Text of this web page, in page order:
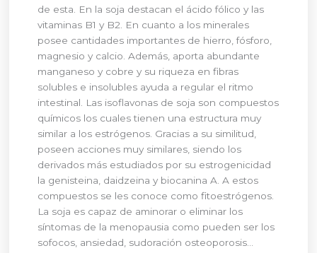
de esta. En la soja destacan el ácido fólico y las
vitaminas B1 y B2. En cuanto a los minerales
posee cantidades importantes de hierro, fósforo,
magnesio y calcio. Además, aporta abundante
manganeso y cobre y su riqueza en fibras
solubles e insolubles ayuda a regular el ritmo
intestinal. Las isoflavonas de soja son compuestos
químicos los cuales tienen una estructura muy
similar a los estrógenos. Gracias a su similitud,
poseen acciones muy similares, siendo los
derivados más estudiados por su estrogenicidad
la genisteina, daidzeina y biocanina A. A estos
compuestos se les conoce como fitoestrógenos.
La soja es capaz de aminorar o eliminar los
síntomas de la menopausia como pueden ser los
sofocos, ansiedad, sudoración osteoporosis…